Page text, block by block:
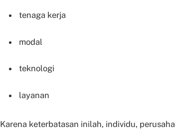
tenaga kerja
modal
teknologi
layanan
Karena keterbatasan inilah, individu,